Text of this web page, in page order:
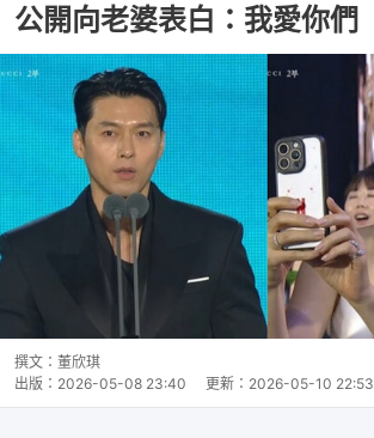
公開向老婆表白：我愛你們
撰文： 董欣琪
出版： 2026-05-08 23:40 更新： 2026-05-10 22:53